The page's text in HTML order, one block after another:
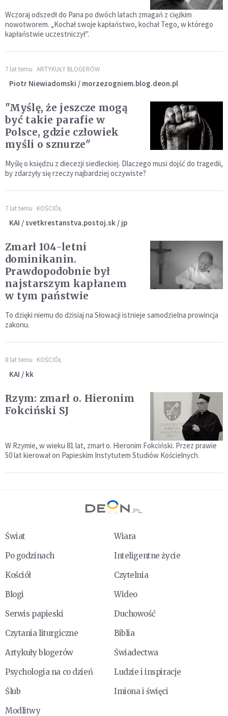
Wczoraj odszedł do Pana po dwóch latach zmagań z ciężkim
nowotworem. „Kochał swoje kapłaństwo, kochał Tego, w którego
kapłaństwie uczestniczył".
7 lat temu ARTYKUŁY BLOGERÓW
Piotr Niewiadomski / morzezogniem.blog.deon.pl
"Myślę, że jeszcze mogą
być takie parafie w
Polsce, gdzie człowiek
myśli o sznurze"
Myślę o księdzu z diecezji siedleckiej. Dlaczego musi dojść do tragedii,
by zdarzyły się rzeczy najbardziej oczywiste?
7 lat temu KOŚCIÓŁ
KAI / svetkrestanstva.postoj.sk / jp
Zmarł 104-letni
dominikanin.
Prawdopodobnie był
najstarszym kapłanem
w tym państwie
To dzięki niemu do dzisiaj na Słowacji istnieje samodzielna prowincja
zakonu.
8 lat temu KOŚCIÓŁ
KAI / kk
Rzym: zmarł o. Hieronim
Fokciński SJ
W Rzymie, w wieku 81 lat, zmarł o. Hieronim Fokciński. Przez prawie
50 lat kierował on Papieskim Instytutem Studiów Kościelnych.
Świat
Wiara
Po godzinach
Inteligentne życie
Kościół
Czytelnia
Blogi
Wideo
Serwis papieski
Duchowość
Czytania liturgiczne
Biblia
Artykuły blogerów
Świadectwa
Psychologia na co dzień
Ludzie i inspiracje
Ślub
Imiona i święci
Modlitwy